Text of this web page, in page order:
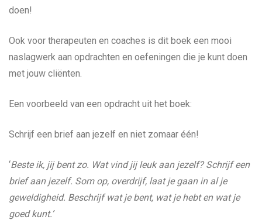
doen!
Ook voor therapeuten en coaches is dit boek een mooi
naslagwerk aan opdrachten en oefeningen die je kunt doen
met jouw cliënten.
Een voorbeeld van een opdracht uit het boek:
Schrijf een brief aan jezelf en niet zomaar één!
‘Beste ik, jij bent zo. Wat vind jij leuk aan jezelf? Schrijf een
brief aan jezelf. Som op, overdrijf, laat je gaan in al je
geweldigheid. Beschrijf wat je bent, wat je hebt en wat je
goed kunt.’